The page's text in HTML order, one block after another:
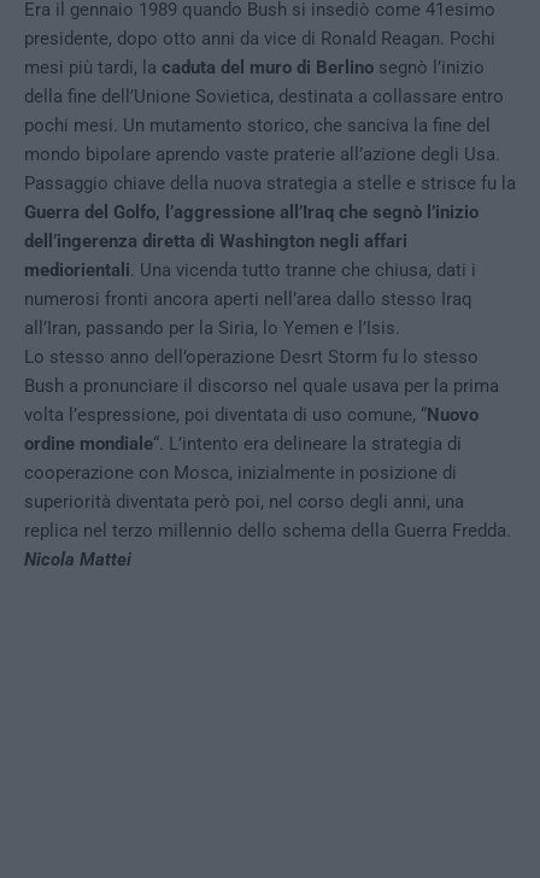
Era il gennaio 1989 quando Bush si insediò come 41esimo
presidente, dopo otto anni da vice di Ronald Reagan. Pochi
mesi più tardi, la caduta del muro di Berlino segnò l’inizio
della fine dell’Unione Sovietica, destinata a collassare entro
pochi mesi. Un mutamento storico, che sanciva la fine del
mondo bipolare aprendo vaste praterie all’azione degli Usa.
Passaggio chiave della nuova strategia a stelle e strisce fu la
Guerra del Golfo, l’aggressione all’Iraq che segnò l’inizio
dell’ingerenza diretta di Washington negli affari
mediorientali. Una vicenda tutto tranne che chiusa, dati i
numerosi fronti ancora aperti nell’area dallo stesso Iraq
all’Iran, passando per la Siria, lo Yemen e l’Isis.
Lo stesso anno dell’operazione Desrt Storm fu lo stesso
Bush a pronunciare il discorso nel quale usava per la prima
volta l’espressione, poi diventata di uso comune, “Nuovo
ordine mondiale“. L’intento era delineare la strategia di
cooperazione con Mosca, inizialmente in posizione di
superiorità diventata però poi, nel corso degli anni, una
replica nel terzo millennio dello schema della Guerra Fredda.
Nicola Mattei